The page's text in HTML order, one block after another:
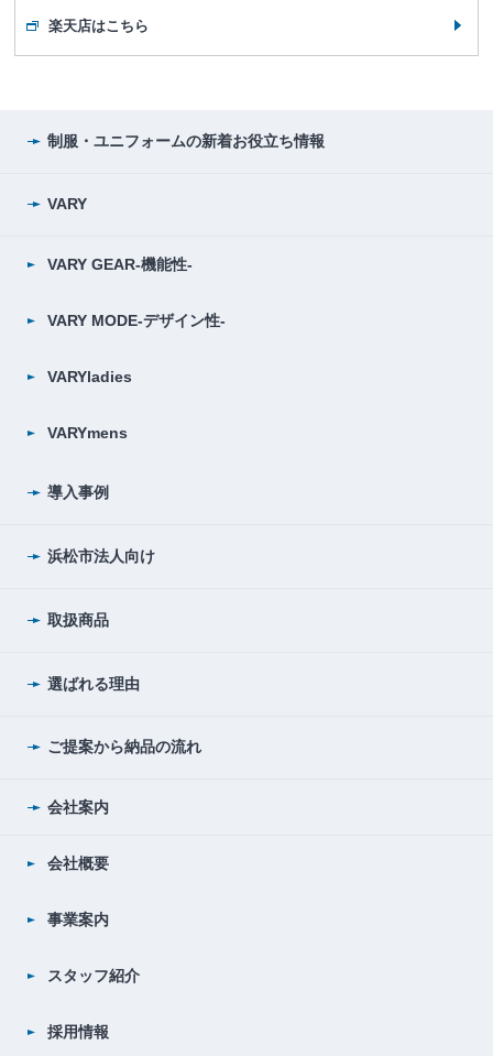
楽天店はこちら
制服・ユニフォームの新着お役立ち情報
VARY
VARY GEAR-機能性-
VARY MODE-デザイン性-
VARYladies
VARYmens
導入事例
浜松市法人向け
取扱商品
選ばれる理由
ご提案から納品の流れ
会社案内
会社概要
事業案内
スタッフ紹介
採用情報